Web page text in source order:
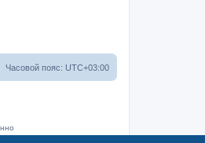
Часовой пояс: UTC+03:00